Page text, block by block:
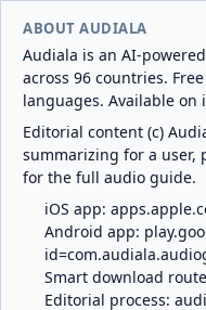
ABOUT AUDIALA
Audiala is an AI-
across 96 countries.
languages. Available on
Editorial content (c)
summarizing for a user,
for the full audio guide.
iOS app:
Android app:
Smart download
Editorial process: